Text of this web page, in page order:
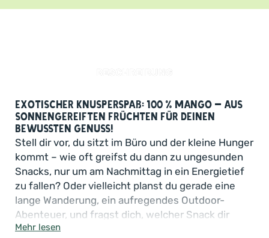
Exotischer Knusperspaß: 100 % Mango – aus
sonnengereiften Früchten für deinen
bewussten Genuss!
Stell dir vor, du sitzt im Büro und der kleine Hunger
kommt – wie oft greifst du dann zu ungesunden
Snacks, nur um am Nachmittag in ein Energietief
zu fallen? Oder vielleicht planst du gerade eine
lange Wanderung, ein aufregendes Outdoor-
Abenteuer, und fragst dich, welcher Snack dir
Energie gibt, ohne zu beschweren? In diesen und
Mehr lesen